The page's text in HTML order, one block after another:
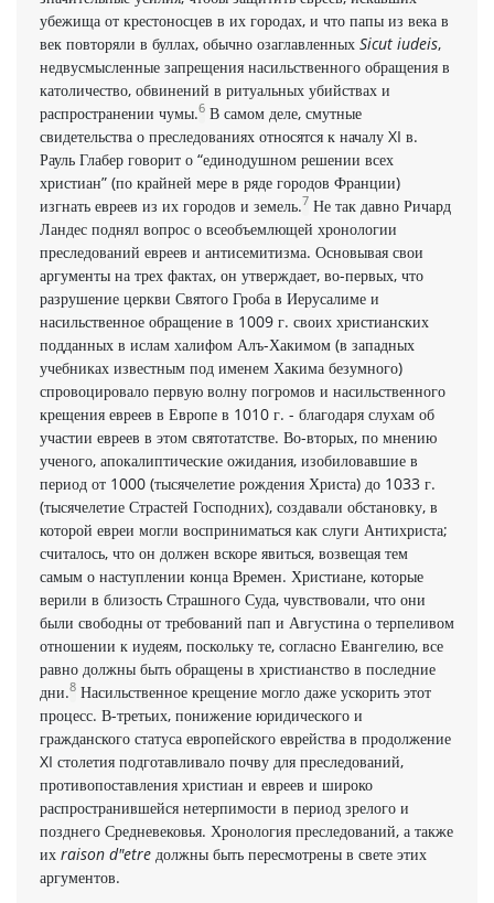
убежи­ща от крестоносцев в их городах, и что папы из века в
век повто­ряли в буллах, обычно озаглавленных Sicut iudeis,
недвусмыслен­ные запрещения насильственного обращения в
католичество, об­винений в ритуальных убийствах и
распространении чумы.6 В самом деле, смутные
свидетельства о преследованиях относятся к началу XI в.
Рауль Глабер говорит о “единодушном решении всех
христиан” (по крайней мере в ряде городов Франции)
изгнать евреев из их городов и земель.7 Не так давно Ричард
Ландес поднял вопрос о всеобъемлющей хронологии
преследований ев­реев и антисемитизма. Основывая свои
аргументы на трех фактах, он утверждает, во-первых, что
разрушение церкви Святого Гроба в Иерусалиме и
насильственное обращение в 1009 г. своих хрис­тианских
подданных в ислам халифом Алъ-Хакимом (в западных
учебниках известным под именем Хакима безумного)
спровоци­ровало первую волну погромов и насильственного
крещения ев­реев в Европе в 1010 г. - благодаря слухам об
участии евреев в этом святотатстве. Во-вторых, по мнению
ученого, апокалипти­ческие ожидания, изобиловавшие в
период от 1000 (тысяче­летие рождения Христа) до 1033 г.
(тысячелетие Страстей Господних), создавали обстановку, в
которой евреи могли восприни­маться как слуги Антихриста;
считалось, что он должен вскоре явиться, возвещая тем
самым о наступлении конца Вре­мен. Христиане, которые
верили в близость Страшного Суда, чув­ствовали, что они
были свободны от требований пап и Августина о терпеливом
отношении к иудеям, поскольку те, согласно Еванге­лию, все
равно должны быть обращены в христианство в после­дние
дни.8 Насильственное крещение могло даже ускорить этот
процесс. В-третьих, понижение юридического и
гражданского стату­са европейского еврейства в продолжение
XI столетия подготавливало почву для преследований,
противопоставления христиан и евреев и широко
распространившейся нетерпимости в период зре­лого и
позднего Средневековья. Хронология преследований, а также
их raison d"etre должны быть пересмотрены в свете этих
аргументов.